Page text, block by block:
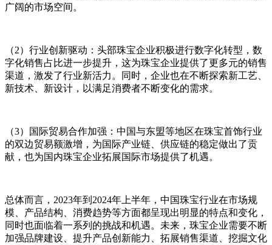
广阔的市场空间。
（2）行业创新驱动：头部珠宝企业积极进行数字化转型，数
字化销售占比进一步提升，这为珠宝企业提供了更多元的销售
渠道，激发了行业新活力。同时，企业也在不断探索新工艺、
新技术、新设计，以满足消费者不断变化的需求。
（3）国际贸易合作加强：中国与东盟等地区在珠宝首饰行业
的双边贸易额激增，为国际产业链、供应链的稳定做出了贡
献，也为国内珠宝企业拓展国际市场提供了机遇。
总体而言，2023年到2024年上半年，中国珠宝行业在市场规
模、产品结构、消费趋势等方面都呈现出明显的特点和变化，
同时也面临着一系列的挑战和机遇。未来，珠宝企业需要不断
加强品牌建设、提升产品创新能力、拓展销售渠道、挖掘文化